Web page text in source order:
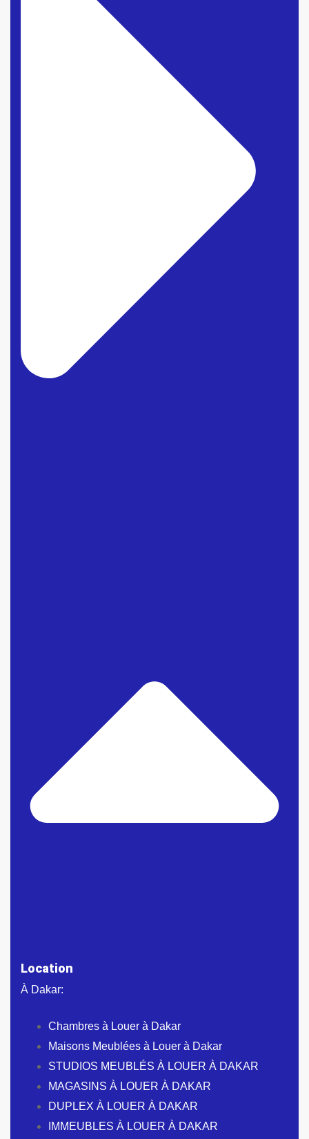
Location
À Dakar:
Chambres à Louer à Dakar
Maisons Meublées à Louer à Dakar
STUDIOS MEUBLÉS À LOUER À DAKAR
MAGASINS À LOUER À DAKAR
DUPLEX À LOUER À DAKAR
IMMEUBLES À LOUER À DAKAR